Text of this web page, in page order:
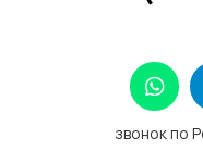
звонок по